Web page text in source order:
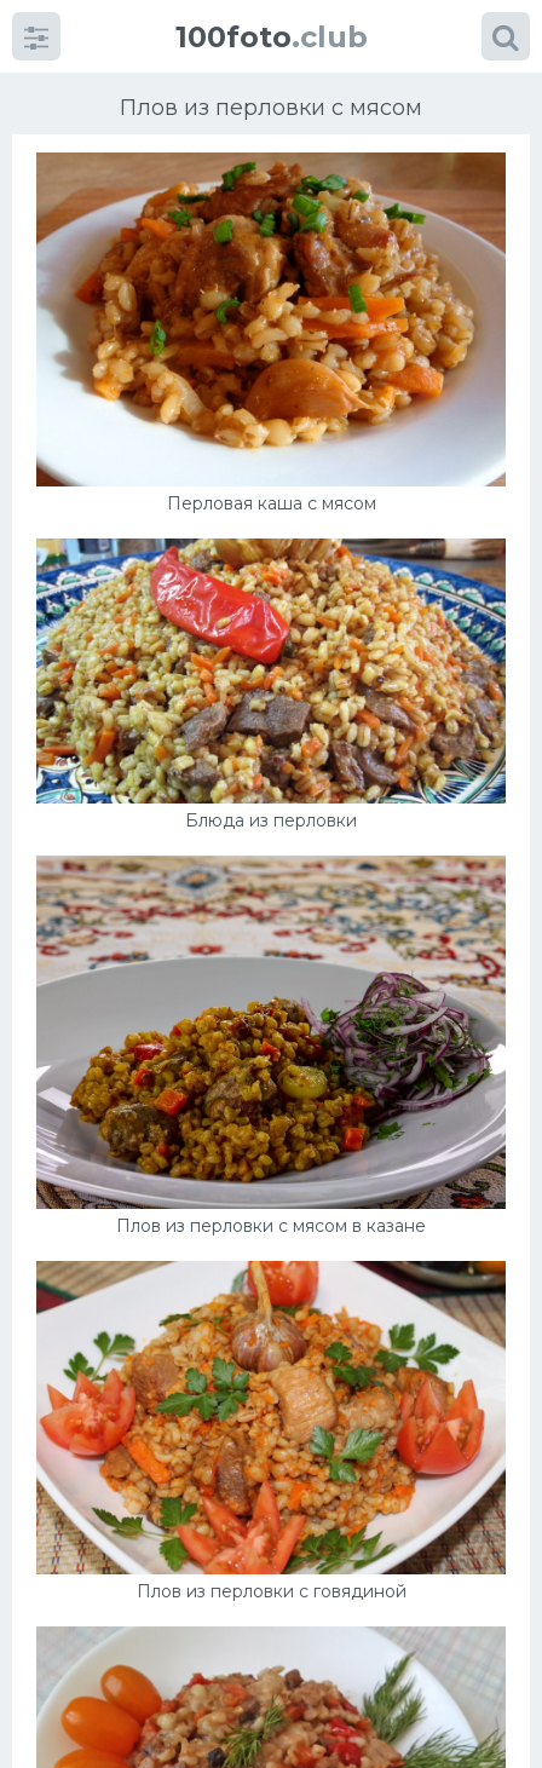
100foto.club
Плов из перловки с мясом
Перловая каша с мясом
Блюда из перловки
Плов из перловки с мясом в казане
Плов из перловки с говядиной
Категориикартинок
Супы
Мясные блюда
Печенье
Выпечка
Десерт
Напитки
Дизайн комнаты